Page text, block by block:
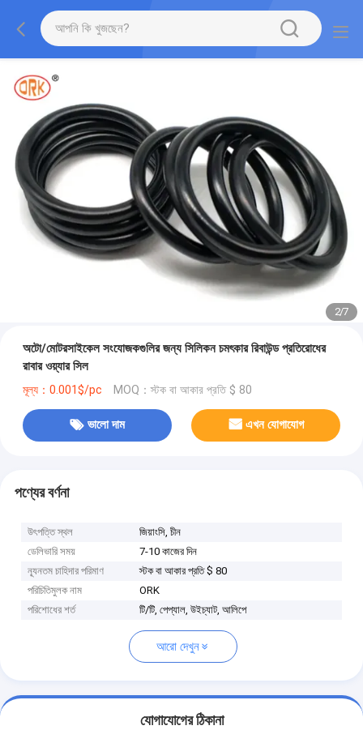
2/7
অটো/মোটরসাইকেল সংযোজকগুলির জন্য সিলিকন চমৎকার রিবাউন্ড প্রতিরোধের
রাবার ওয়্যার সিল
মূল্য：0.001$/pc MOQ：স্টক বা আকার প্রতি $ 80
ভালো দাম এখন যোগাযোগ
পণ্যের বর্ণনা
উৎপত্তি স্থল
জিয়াংসি, চীন
ডেলিভারি সময়
7-10 কাজের দিন
ন্যূনতম চাহিদার পরিমাণ
স্টক বা আকার প্রতি $ 80
পরিচিতিমুলক নাম
ORK
পরিশোধের শর্ত
টি/টি, পেপ্যাল, উইচ্যাট, আলিপে
আরো দেখুন
যোগাযোগের ঠিকানা